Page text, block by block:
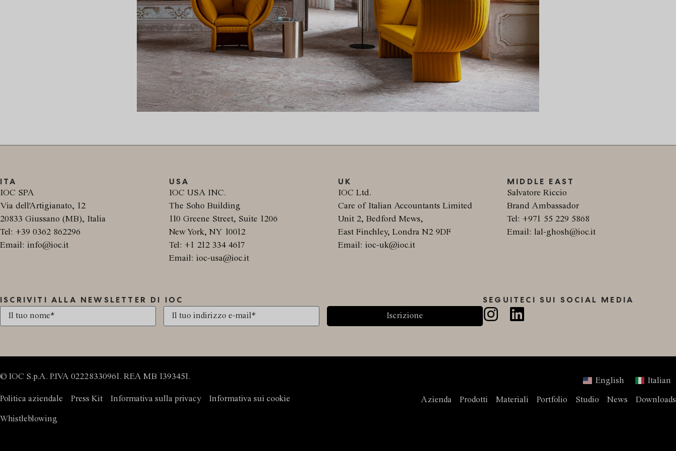
ITA
IOC SPA
Via dell'Artigianato, 12
20833 Giussano (MB), Italia
Tel: +39 0362 862296
Email: info@ioc.it
USA
IOC USA INC.
The Soho Building
110 Greene Street, Suite 1206
New York, NY 10012
Tel: +1 212 334 4617
Email: ioc-usa@ioc.it
UK
IOC Ltd.
Care of Italian Accountants Limited
Unit 2, Bedford Mews,
East Finchley, Londra N2 9DF
Email: ioc-uk@ioc.it
MIDDLE EAST
Salvatore Riccio
Brand Ambassador
Tel: +971 55 229 5868
Email: lal-ghosh@ioc.it
ISCRIVITI ALLA NEWSLETTER DI IOC
Iscrizione
SEGUITECI SUI SOCIAL MEDIA
© IOC S.p.A. P.IVA 02228330961. REA MB 1393451.
Politica aziendale Press Kit Informativa sulla privacy Informativa sui cookie
Whistleblowing
English Italian
Azienda Prodotti Materiali Portfolio Studio News Downloads